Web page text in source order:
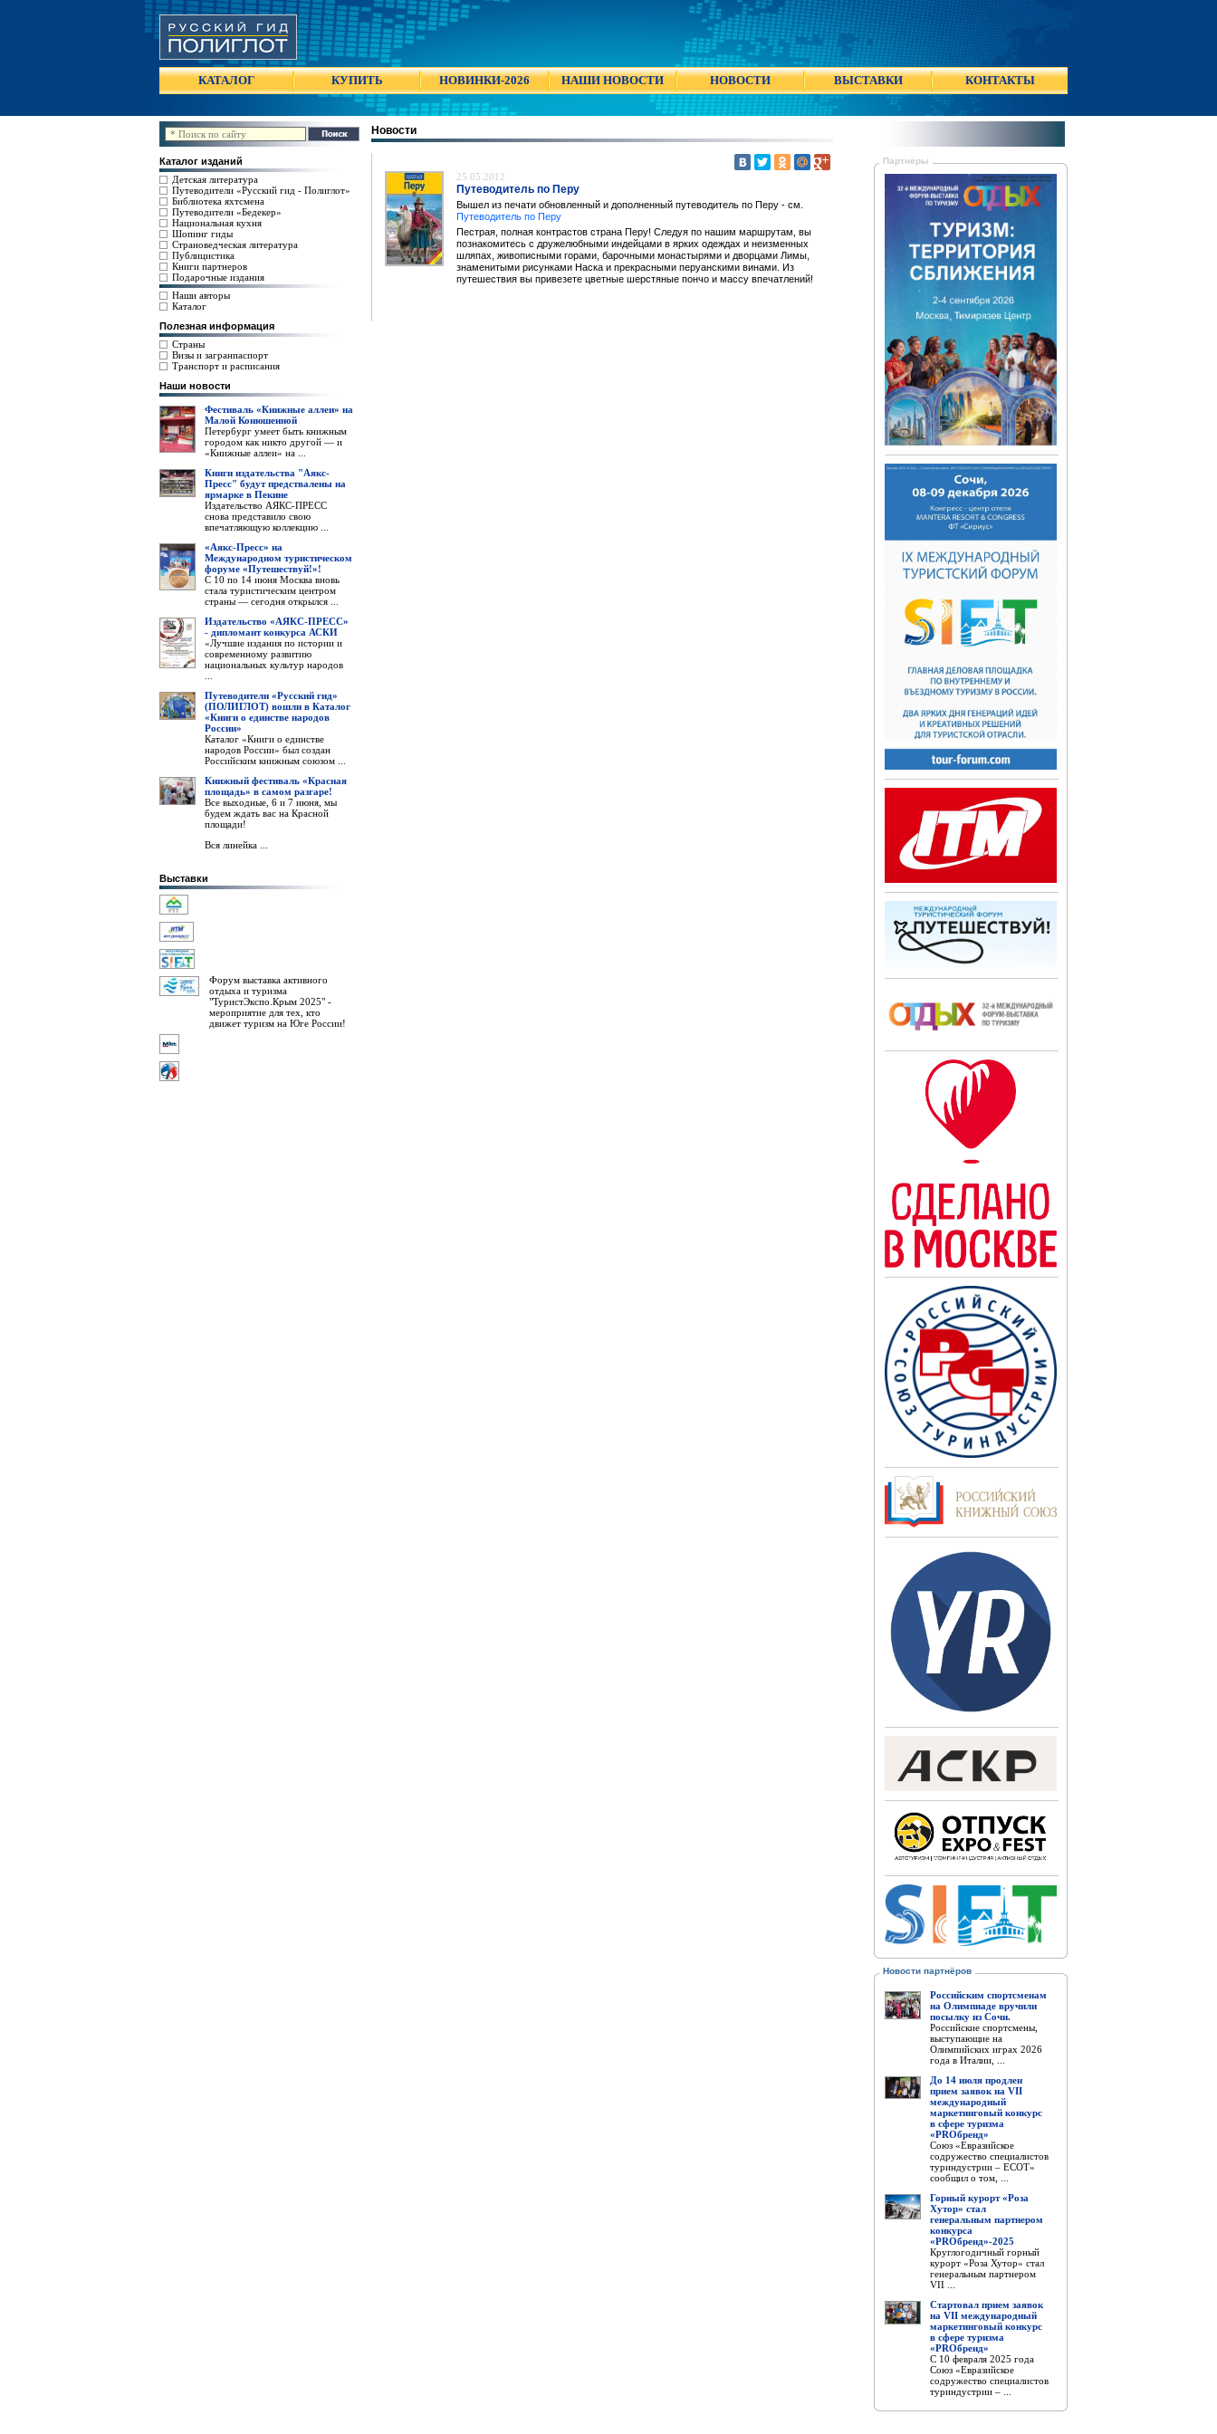
КАТАЛОГ КУПИТЬ НОВИНКИ-2026 НАШИ НОВОСТИ НОВОСТИ ВЫСТАВКИ КОНТАКТЫ
Каталог изданий
Детская литература
Путеводители «Русский гид - Полиглот»
Библиотека яхтсмена
Путеводители «Бедекер»
Национальная кухня
Шопинг гиды
Страноведческая литература
Публицистика
Книги партнеров
Подарочные издания
Наши авторы
Каталог
Полезная информация
Страны
Визы и загранпаспорт
Транспорт и расписания
Наши новости
Фестиваль «Книжные аллеи» на
Малой Конюшенной
Петербург умеет быть книжным
городом как никто другой — и
«Книжные аллеи» на ...
Книги издательства "Аякс-
Пресс" будут предствалены на
ярмарке в Пекине
Издательство АЯКС-ПРЕСС
снова представило свою
впечатляющую коллекцию ...
«Аякс-Пресс» на
Международном туристическом
форуме «Путешествуй!»!
С 10 по 14 июня Москва вновь
стала туристическим центром
страны — сегодня открылся ...
Издательство «АЯКС-ПРЕСС»
- дипломант конкурса АСКИ
«Лучшие издания по истории и
современному развитию
национальных культур народов
Путеводители «Русский гид»
(ПОЛИГЛОТ) вошли в Каталог
«Книги о единстве народов
России»
Каталог «Книги о единстве
народов России» был создан
Российским книжным союзом ...
Книжный фестиваль «Красная
площадь» в самом разгаре!
Все выходные, 6 и 7 июня, мы
будем ждать вас на Красной
площади!
Вся линейка ...
Выставки
Форум выставка активного
отдыха и туризма
"ТуристЭкспо.Крым 2025" -
мероприятие для тех, кто
движет туризм на Юге России!
Новости
25.05.2012
Путеводитель по Перу
Вышел из печати обновленный и дополненный путеводитель по Перу - см.
Путеводитель по Перу
Пестрая, полная контрастов страна Перу! Следуя по нашим маршрутам, вы
познакомитесь с дружелюбными индейцами в ярких одеждах и неизменных
шляпах, живописными горами, барочными монастырями и дворцами Лимы,
знаменитыми рисунками Наска и прекрасными перуанскими винами. Из
путешествия вы привезете цветные шерстяные пончо и массу впечатлений!
Партнёры
Новости партнёров
Российским спортсменам
на Олимпиаде вручили
посылку из Сочи.
Российские спортсмены,
выступающие на
Олимпийских играх 2026
года в Италии, ...
До 14 июля продлен
прием заявок на VII
международный
маркетинговый конкурс
в сфере туризма
«PROбренд»
Союз «Евразийское
содружество специалистов
туриндустрии – ЕСОТ»
сообщил о том, ...
Горный курорт «Роза
Хутор» стал
генеральным партнером
конкурса
«PROбренд»-2025
Круглогодичный горный
курорт «Роза Хутор» стал
генеральным партнером
VII ...
Стартовал прием заявок
на VII международный
маркетинговый конкурс
в сфере туризма
«PROбренд»
С 10 февраля 2025 года
Союз «Евразийское
содружество специалистов
туриндустрии – ...